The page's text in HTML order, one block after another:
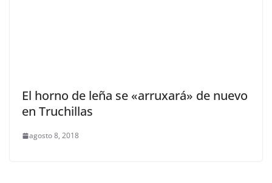
El horno de leña se «arruxará» de nuevo
en Truchillas
agosto 8, 2018